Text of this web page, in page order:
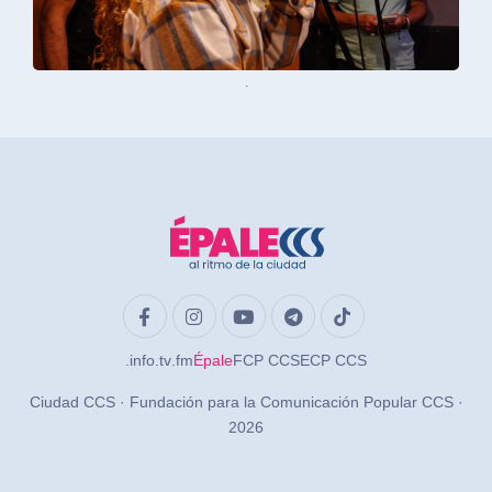
.
.info.tv.fmÉpaleFCP CCSECP CCS
Ciudad CCS · Fundación para la Comunicación Popular CCS ·
2026